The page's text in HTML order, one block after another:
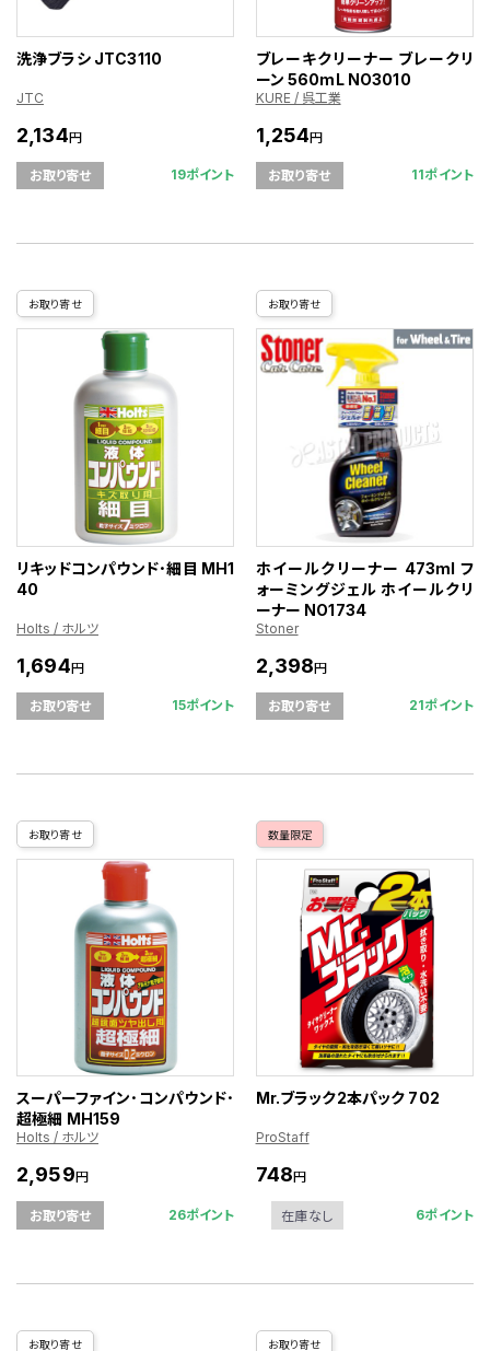
洗浄ブラシ JTC3110
JTC
2,134円
お取り寄せ 19ポイント
ブレーキクリーナー ブレークリ
ーン 560mL NO3010
KURE / 呉工業
1,254円
お取り寄せ 11ポイント
お取り寄せ
リキッドコンパウンド･細目 MH1
40
Holts / ホルツ
1,694円
お取り寄せ 15ポイント
お取り寄せ
ホイールクリーナー 473ml フ
ォーミングジェル ホイールクリ
ーナー NO1734
Stoner
2,398円
お取り寄せ 21ポイント
お取り寄せ
スーパーファイン･コンパウンド･
超極細 MH159
Holts / ホルツ
2,959円
お取り寄せ 26ポイント
数量限定
Mr.ブラック2本パック 702
ProStaff
748円
在庫なし 6ポイント
お取り寄せ お取り寄せ